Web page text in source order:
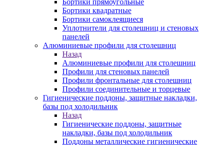
Бортики прямоугольные
Бортики квадратные
Бортики самоклеящиеся
Уплотнители для столешниц и стеновых
панелей
Алюминиевые профили для столешниц
Назад
Алюминиевые профили для столешниц
Профили для стеновых панелей
Профили фронтальные для столешниц
Профили соединительные и торцевые
Гигиенические поддоны, защитные накладки,
базы под холодильник
Назад
Гигиенические поддоны, защитные
накладки, базы под холодильник
Поддоны металлические гигиенические